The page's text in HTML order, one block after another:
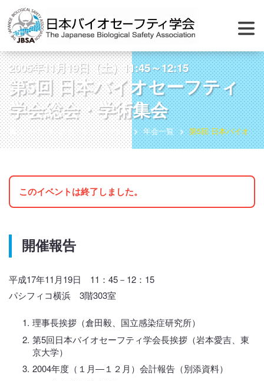
2005年11月19日（土）11:45～12:15
第5回 日本バイオセーフティ
学会総会・学術集会
ホーム 総会・シンポジウム 年会一覧 第5回 日本バイオセ
このイベントは終了しました。
開催報告
平成17年11月19日 11：45－12：15
パシフィコ横浜 3階303室
理事長挨拶（倉田毅、国立感染症研究所）
第5回日本バイオセーフティ学会長挨拶（岩本愛吉、東
京大学）
2004年度（１月―１２月）会計報告（別添資料）